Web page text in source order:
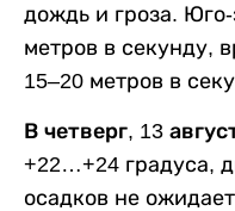
дождь и гроза.
метров в секунду,
15–20 метров в
В четверг, 13
+22…+24 градуса,
осадков не